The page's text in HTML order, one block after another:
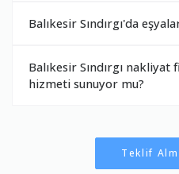
Balıkesir Sındırgı'da
Balıkesir Sındırgı
hizmeti sunuyor mu?
Teklif